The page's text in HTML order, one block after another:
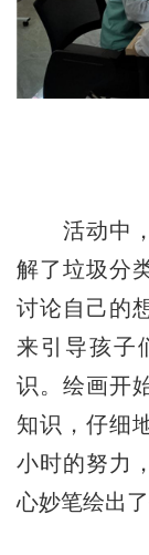
活动中，
解了垃圾分
讨论自己的
来引导孩子
识。绘画开
知识，仔细
小时的努力
心妙笔绘出